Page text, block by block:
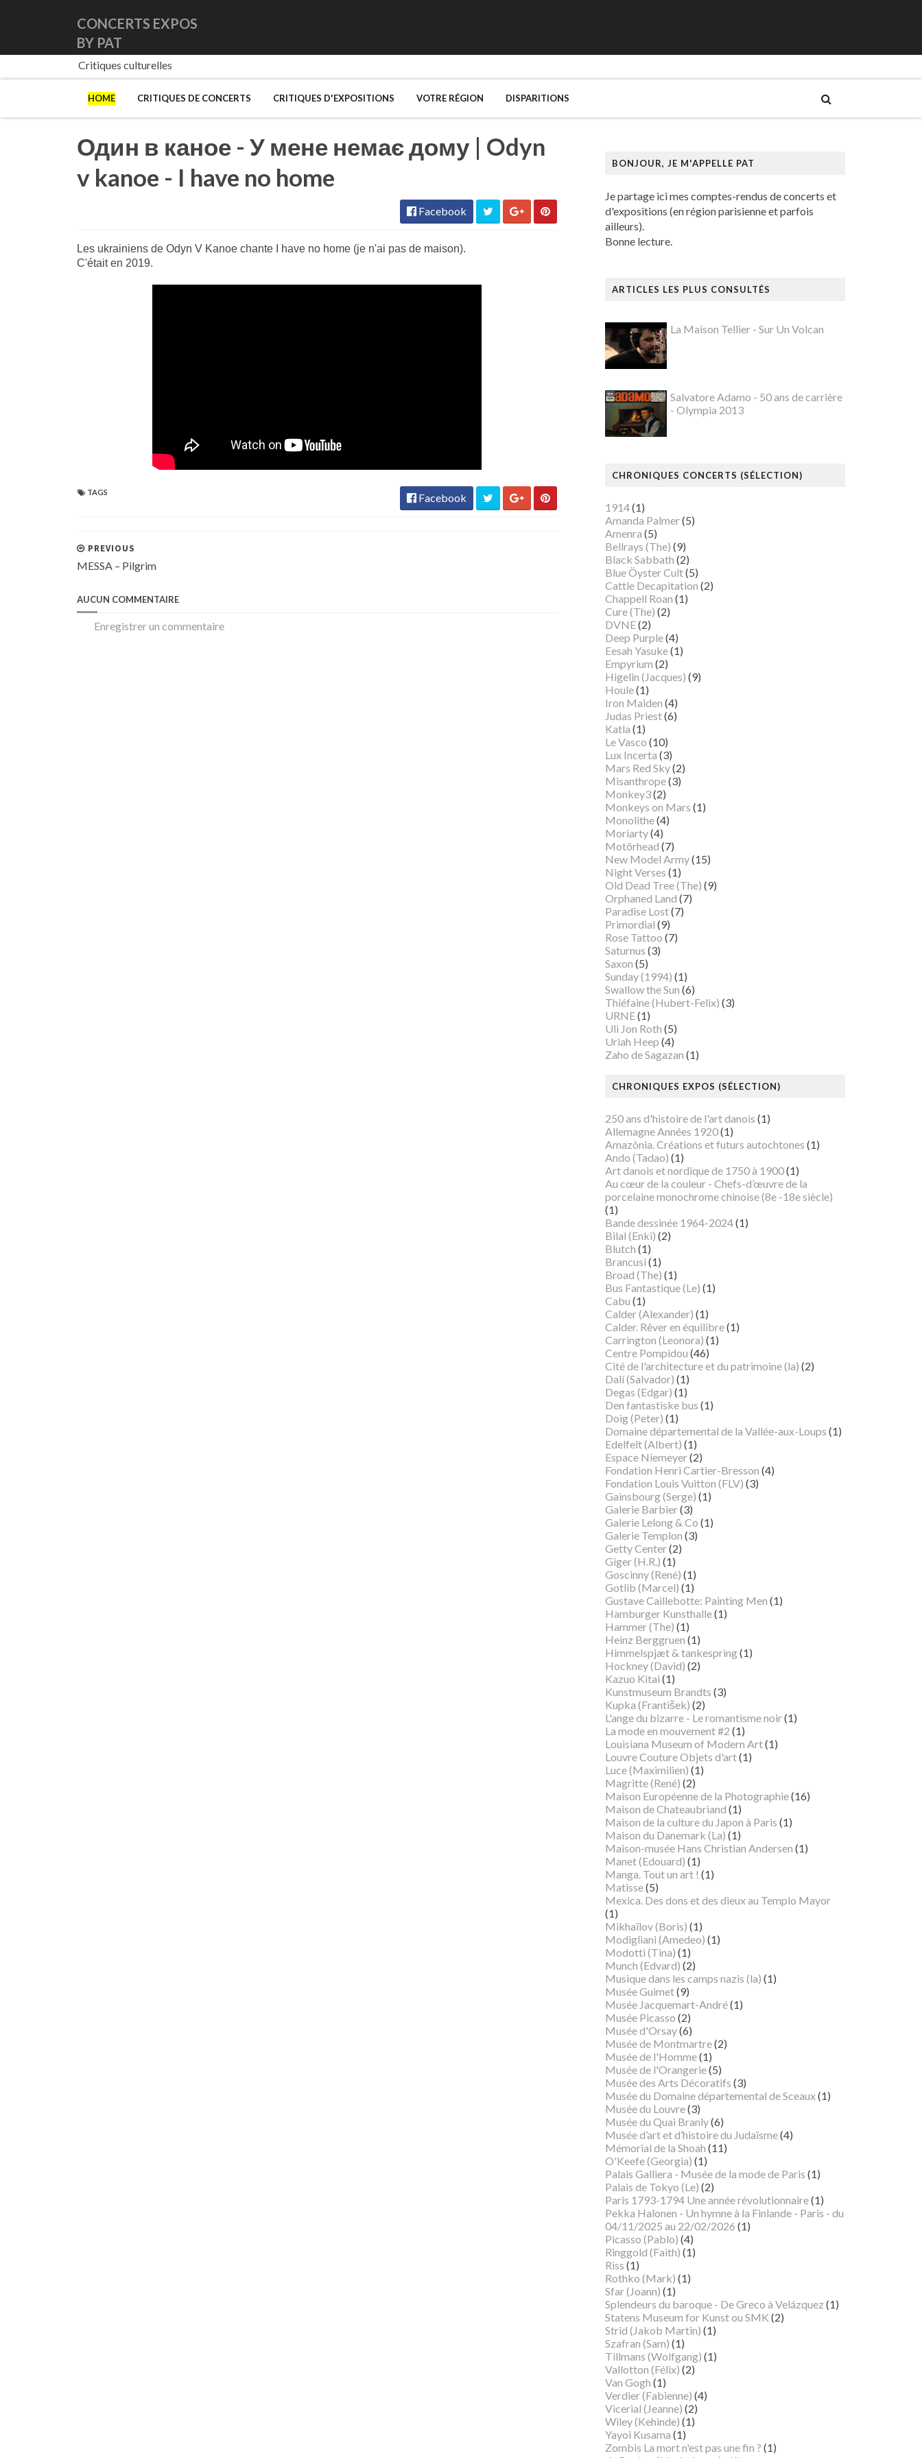
CONCERTS EXPOS
BY PAT
Critiques culturelles
HOME CRITIQUES DE CONCERTS CRITIQUES D'EXPOSITIONS VOTRE RÉGION DISPARITIONS
Один в каное - У мене немає дому | Odyn
v kanoe - I have no home
Facebook
Les ukrainiens de Odyn V Kanoe chante I have no home (je n'ai pas de maison).
C'était en 2019.
TAGS Facebook
PREVIOUS
MESSA – Pilgrim
AUCUN COMMENTAIRE
Enregistrer un commentaire
BONJOUR, JE M'APPELLE PAT
Je partage ici mes comptes-rendus de concerts et
d'expositions (en région parisienne et parfois
ailleurs).
Bonne lecture.
ARTICLES LES PLUS CONSULTÉS
La Maison Tellier - Sur Un Volcan
Salvatore Adamo - 50 ans de carrière
- Olympia 2013
CHRONIQUES CONCERTS (SÉLECTION)
1914(1)
Amanda Palmer(5)
Amenra (5)
Bellrays (The) (9)
Black Sabbath (2)
Blue Öyster Cult(5)
Cattle Decapitation (2)
Chappell Roan (1)
Cure (The) (2)
DVNE(2)
Deep Purple(4)
Eesah Yasuke(1)
Empyrium (2)
Higelin (Jacques) (9)
Houle(1)
Iron Maiden (4)
Judas Priest(6)
Katla (1)
Le Vasco (10)
Lux Incerta (3)
Mars Red Sky(2)
Misanthrope(3)
Monkey3(2)
Monkeys on Mars (1)
Monolithe(4)
Moriarty(4)
Motörhead (7)
New Model Army(15)
Night Verses (1)
Old Dead Tree (The) (9)
Orphaned Land (7)
Paradise Lost(7)
Primordial (9)
Rose Tattoo (7)
Saturnus (3)
Saxon (5)
Sunday (1994) (1)
Swallow the Sun (6)
Thiéfaine (Hubert-Felix) (3)
URNE(1)
Uli Jon Roth (5)
Uriah Heep (4)
Zaho de Sagazan (1)
CHRONIQUES EXPOS (SÉLECTION)
250 ans d'histoire de l'art danois (1)
Allemagne Années 1920(1)
Amazônia. Créations et futurs autochtones (1)
Ando (Tadao) (1)
Art danois et nordique de 1750 à 1900(1)
Au cœur de la couleur - Chefs-d’œuvre de la
porcelaine monochrome chinoise (8e -18e siècle)
(1)
Bande dessinée 1964-2024(1)
Bilal (Enki) (2)
Blutch (1)
Brancusi (1)
Broad (The) (1)
Bus Fantastique (Le) (1)
Cabu (1)
Calder (Alexander) (1)
Calder. Rêver en équilibre(1)
Carrington (Leonora) (1)
Centre Pompidou (46)
Cité de l'architecture et du patrimoine (la) (2)
Dalí (Salvador) (1)
Degas (Edgar) (1)
Den fantastiske bus (1)
Doig (Peter) (1)
Domaine départemental de la Vallée-aux-Loups (1)
Edelfelt (Albert) (1)
Espace Niemeyer(2)
Fondation Henri Cartier-Bresson (4)
Fondation Louis Vuitton (FLV) (3)
Gainsbourg (Serge) (1)
Galerie Barbier(3)
Galerie Lelong & Co (1)
Galerie Templon (3)
Getty Center(2)
Giger (H.R.) (1)
Goscinny (René) (1)
Gotlib (Marcel) (1)
Gustave Caillebotte: Painting Men (1)
Hamburger Kunsthalle(1)
Hammer (The) (1)
Heinz Berggruen (1)
Himmelspjæt & tankespring(1)
Hockney (David) (2)
Kazuo Kitai (1)
Kunstmuseum Brandts (3)
Kupka (František) (2)
L'ange du bizarre - Le romantisme noir(1)
La mode en mouvement #2 (1)
Louisiana Museum of Modern Art(1)
Louvre Couture Objets d'art(1)
Luce (Maximilien) (1)
Magritte (René) (2)
Maison Européenne de la Photographie(16)
Maison de Chateaubriand (1)
Maison de la culture du Japon à Paris (1)
Maison du Danemark (La) (1)
Maison-musée Hans Christian Andersen (1)
Manet (Edouard) (1)
Manga. Tout un art ! (1)
Matisse(5)
Mexica. Des dons et des dieux au Templo Mayor
(1)
Mikhaïlov (Boris) (1)
Modigliani (Amedeo) (1)
Modotti (Tina) (1)
Munch (Edvard) (2)
Musique dans les camps nazis (la) (1)
Musée Guimet(9)
Musée Jacquemart-André(1)
Musée Picasso (2)
Musée d'Orsay(6)
Musée de Montmartre(2)
Musée de l'Homme(1)
Musée de l'Orangerie(5)
Musée des Arts Décoratifs (3)
Musée du Domaine départemental de Sceaux(1)
Musée du Louvre(3)
Musée du Quai Branly(6)
Musée d’art et d’histoire du Judaïsme(4)
Mémorial de la Shoah (11)
O'Keefe (Georgia) (1)
Palais Galliera - Musée de la mode de Paris (1)
Palais de Tokyo (Le) (2)
Paris 1793-1794 Une année révolutionnaire(1)
Pekka Halonen - Un hymne à la Finlande - Paris - du
04/11/2025 au 22/02/2026 (1)
Picasso (Pablo) (4)
Ringgold (Faith) (1)
Riss (1)
Rothko (Mark) (1)
Sfar (Joann) (1)
Splendeurs du baroque - De Greco à Velázquez (1)
Statens Museum for Kunst ou SMK (2)
Strid (Jakob Martin) (1)
Szafran (Sam) (1)
Tillmans (Wolfgang) (1)
Vallotton (Félix) (2)
Van Gogh (1)
Verdier (Fabienne) (4)
Vicerial (Jeanne) (2)
Wiley (Kehinde) (1)
Yayoi Kusama (1)
Zombis La mort n'est pas une fin ? (1)